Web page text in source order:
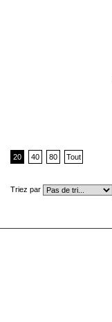
Triez par
20 40 80 Tout